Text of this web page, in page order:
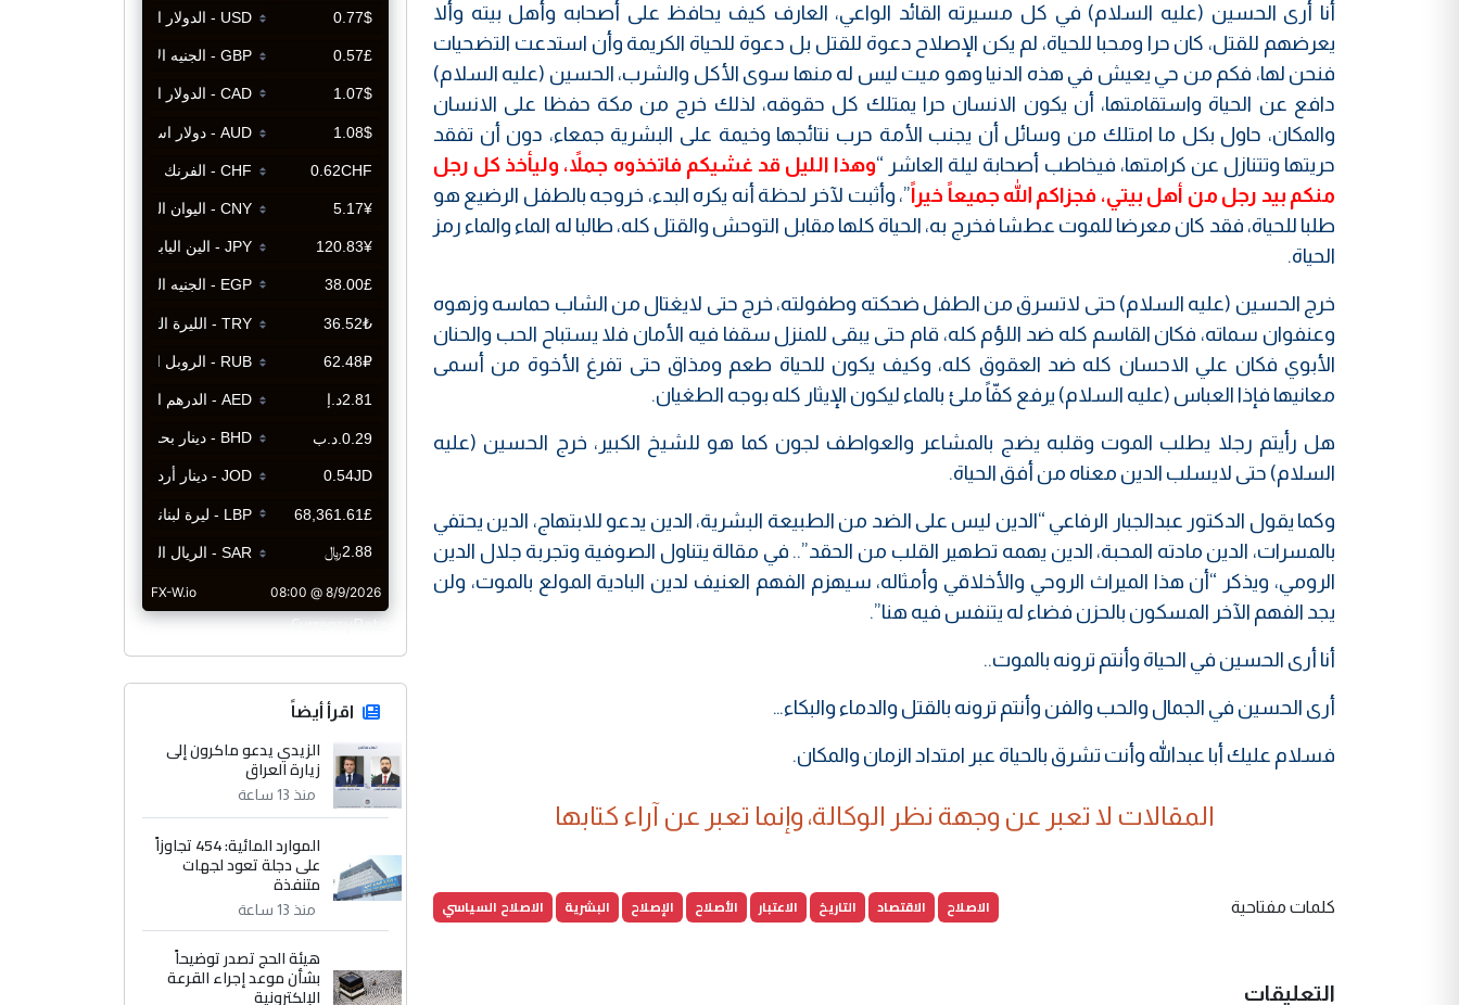
أنا أرى الحسين (عليه السلام) في كل مسيرته القائد الواعي، العارف كيف يحافظ على أصحابه وأهل بيته وألا
يعرضهم للقتل، كان حرا ومحبا للحياة، لم يكن الإصلاح دعوة للقتل بل دعوة للحياة الكريمة وأن استدعت التضحيات
فنحن لها، فكم من حي يعيش في هذه الدنيا وهو ميت ليس له منها سوى الأكل والشرب، الحسين (عليه السلام)
دافع عن الحياة واستقامتها، أن يكون الانسان حرا يمتلك كل حقوقه، لذلك خرج من مكة حفظا على الانسان
والمكان، حاول بكل ما امتلك من وسائل أن يجنب الأمة حرب نتائجها وخيمة على البشرية جمعاء، دون أن تفقد
حريتها وتتنازل عن كرامتها، فيخاطب أصحابة ليلة العاشر “وهذا الليل قد غشيكم فاتخذوه جملاً، وليأخذ كل رجل
منكم بيد رجل من أهل بيتي، فجزاكم الله جميعاً خيراً”، وأثبت لآخر لحظة أنه يكره البدء، خروجه بالطفل الرضيع هو
طلبا للحياة، فقد كان معرضا للموت عطشا فخرج به، الحياة كلها مقابل التوحش والقتل كله، طالبا له الماء والماء رمز
الحياة.
خرج الحسين (عليه السلام) حتى لاتسرق من الطفل ضحكته وطفولته، خرج حتى لايغتال من الشاب حماسه وزهوه
وعنفوان سماته، فكان القاسم كله ضد اللؤم كله، قام حتى يبقى للمنزل سقفا فيه الأمان فلا يستباح الحب والحنان
الأبوي فكان علي الاحسان كله ضد العقوق كله، وكيف يكون للحياة طعم ومذاق حتى تفرغ الأخوة من أسمى
معانيها فإذا العباس (عليه السلام) يرفع كفّاً ملئ بالماء ليكون الإيثار كله بوجه الطغيان.
هل رأيتم رجلا يطلب الموت وقلبه يضج بالمشاعر والعواطف لجون كما هو للشيخ الكبير، خرج الحسين (عليه
السلام) حتى لايسلب الدين معناه من أفق الحياة.
وكما يقول الدكتور عبدالجبار الرفاعي “الدين ليس على الضد من الطبيعة البشرية، الدين يدعو للابتهاج، الدين يحتفي
بالمسرات، الدين مادته المحبة، الدين يهمه تطهير القلب من الحقد”.. في مقالة يتناول الصوفية وتجربة جلال الدين
الرومي، ويذكر “أن هذا الميراث الروحي والأخلاقي وأمثاله، سيهزم الفهم العنيف لدين البادية المولع بالموت، ولن
يجد الفهم الآخر المسكون بالحزن فضاء له يتنفس فيه هنا”.
أنا أرى الحسين في الحياة وأنتم ترونه بالموت..
أرى الحسين في الجمال والحب والفن وأنتم ترونه بالقتل والدماء والبكاء…
فسلام عليك أبا عبدالله وأنت تشرق بالحياة عبر امتداد الزمان والمكان.
المقالات لا تعبر عن وجهة نظر الوكالة، وإنما تعبر عن آراء كتابها
كلمات مفتاحية الاصلاح الاقتصاد التاريخ الاعتبار الأصلاح الإصلاح البشرية الاصلاح السياسي
التعليقات
CurrencyRate
اقرأ أيضاً
الزيدي يدعو ماكرون إلى
زيارة العراق
منذ 13 ساعة
الموارد المائية: 454 تجاوزاً
على دجلة تعود لجهات
متنفذة
منذ 13 ساعة
هيئة الحج تصدر توضيحاً
بشأن موعد إجراء القرعة
الإلكترونية